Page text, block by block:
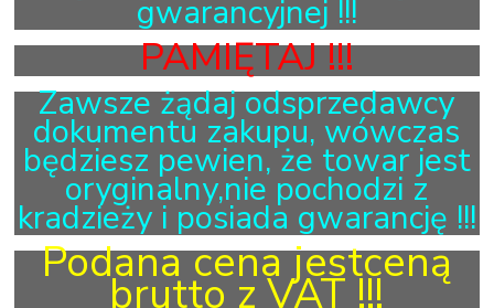
gwarancyjnej !!!
PAMIĘTAJ !!!
Zawsze żądaj odsprzedawcy
dokumentu zakupu, wówczas
będziesz pewien, że towar jest
oryginalny,nie pochodzi z
kradzieży i posiada gwarancję !!!
Podana cena jestceną
brutto z VAT !!!